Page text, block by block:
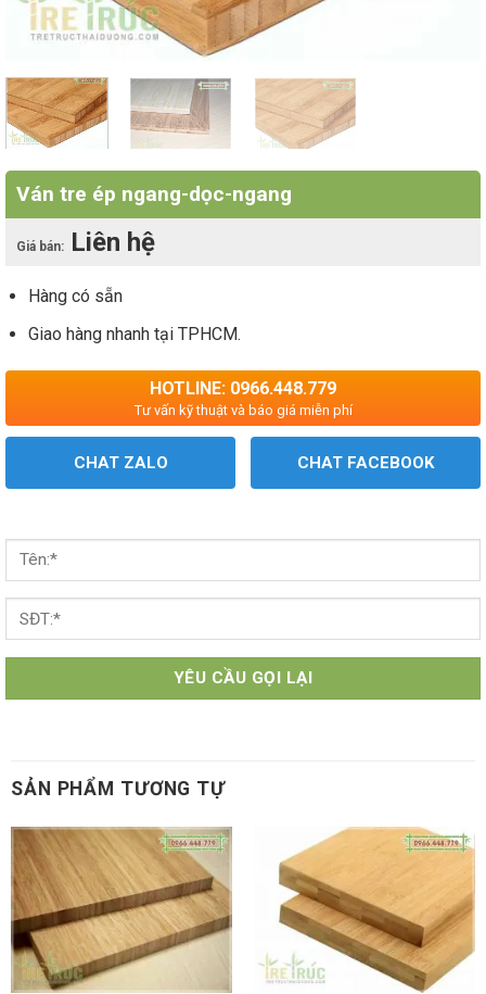
Ván tre ép ngang-dọc-ngang
Giá bán: Liên hệ
Hàng có sẵn
Giao hàng nhanh tại TPHCM.
HOTLINE: 0966.448.779
Tư vấn kỹ thuật và báo giá miễn phí
CHAT ZALO CHAT FACEBOOK
SẢN PHẨM TƯƠNG TỰ